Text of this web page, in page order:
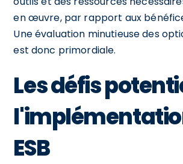
en œuvre, par rapport aux
Une évaluation minutieuse des
est donc primordiale.
Les défis
ESB